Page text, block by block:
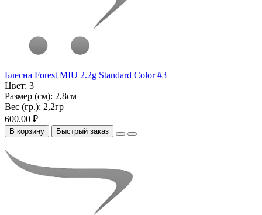
Блесна Forest MIU 2.2g Standard Color #3
Цвет: 3
Размер (см): 2,8см
Вес (гр.): 2,2гр
600.00 ₽
В корзину Быстрый заказ